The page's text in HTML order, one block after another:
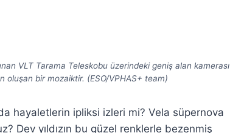
VLT Tarama Teleskobu üzerindeki geniş alan kamerası
oluşan bir mozaiktir. (ESO/VPHAS+ team)
hayaletlerin ipliksi izleri mi? Vela süpernova
Dev yıldızın bu güzel renklerle bezenmiş